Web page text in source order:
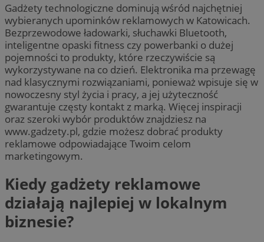
Gadżety technologiczne dominują wśród najchętniej
wybieranych upominków reklamowych w Katowicach.
Bezprzewodowe ładowarki, słuchawki Bluetooth,
inteligentne opaski fitness czy powerbanki o dużej
pojemności to produkty, które rzeczywiście są
wykorzystywane na co dzień. Elektronika ma przewagę
nad klasycznymi rozwiązaniami, ponieważ wpisuje się w
nowoczesny styl życia i pracy, a jej użyteczność
gwarantuje częsty kontakt z marką. Więcej inspiracji
oraz szeroki wybór produktów znajdziesz na
www.gadzety.pl, gdzie możesz dobrać produkty
reklamowe odpowiadające Twoim celom
marketingowym.
Kiedy gadżety reklamowe
działają najlepiej w lokalnym
biznesie?